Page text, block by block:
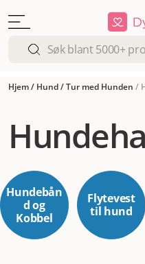
Hjem/ Hund/Tur med Hunden /
Hundebån
d og
Kobbel
Flytevest
til hund